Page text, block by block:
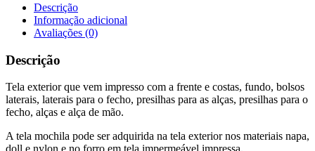
Descrição
Informação adicional
Avaliações (0)
Descrição
Tela exterior que vem impresso com a frente e costas, fundo, bolsos
laterais, laterais para o fecho, presilhas para as alças, presilhas para o
fecho, alças e alça de mão.
A tela mochila pode ser adquirida na tela exterior nos materiais napa,